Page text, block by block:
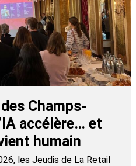
Champs-
accélère… et
humain
les Jeudis de La Retail